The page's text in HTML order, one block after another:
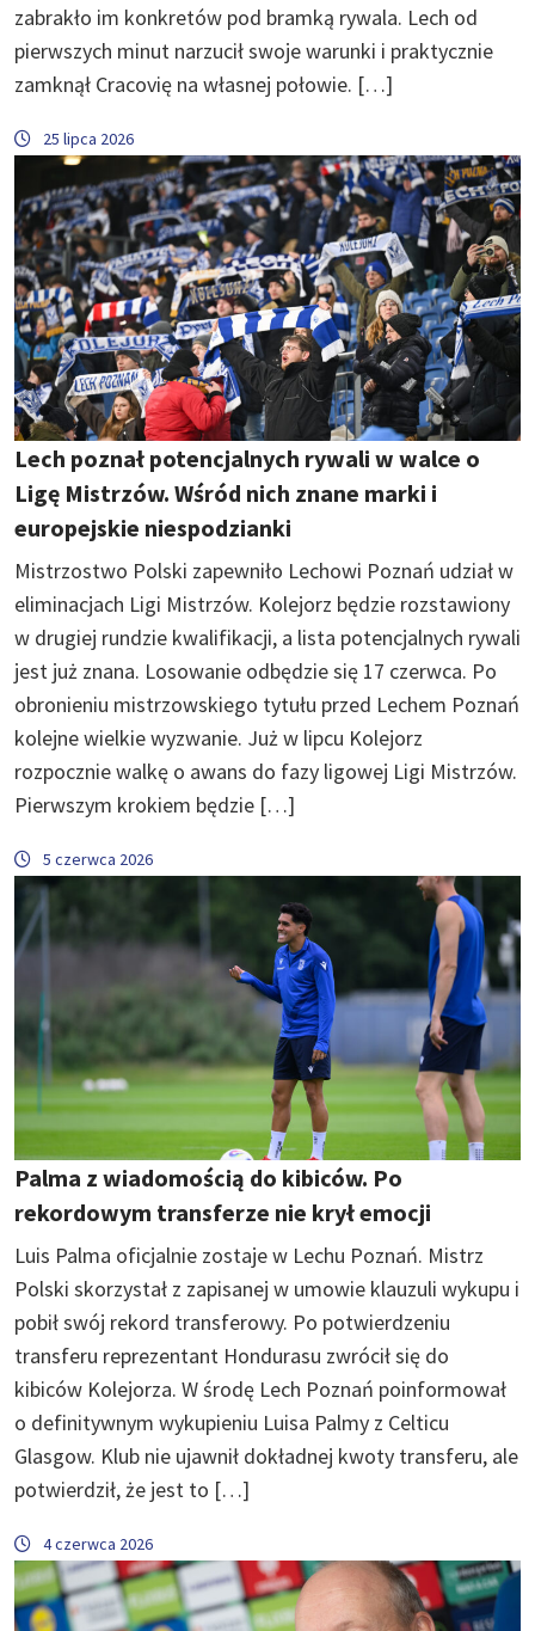
zabrakło im konkretów pod bramką rywala. Lech od
pierwszych minut narzucił swoje warunki i praktycznie
zamknął Cracovię na własnej połowie. […]
25 lipca 2026
Lech poznał potencjalnych rywali w walce o
Ligę Mistrzów. Wśród nich znane marki i
europejskie niespodzianki
Mistrzostwo Polski zapewniło Lechowi Poznań udział w
eliminacjach Ligi Mistrzów. Kolejorz będzie rozstawiony
w drugiej rundzie kwalifikacji, a lista potencjalnych rywali
jest już znana. Losowanie odbędzie się 17 czerwca. Po
obronieniu mistrzowskiego tytułu przed Lechem Poznań
kolejne wielkie wyzwanie. Już w lipcu Kolejorz
rozpocznie walkę o awans do fazy ligowej Ligi Mistrzów.
Pierwszym krokiem będzie […]
5 czerwca 2026
Palma z wiadomością do kibiców. Po
rekordowym transferze nie krył emocji
Luis Palma oficjalnie zostaje w Lechu Poznań. Mistrz
Polski skorzystał z zapisanej w umowie klauzuli wykupu i
pobił swój rekord transferowy. Po potwierdzeniu
transferu reprezentant Hondurasu zwrócił się do
kibiców Kolejorza. W środę Lech Poznań poinformował
o definitywnym wykupieniu Luisa Palmy z Celticu
Glasgow. Klub nie ujawnił dokładnej kwoty transferu, ale
potwierdził, że jest to […]
4 czerwca 2026